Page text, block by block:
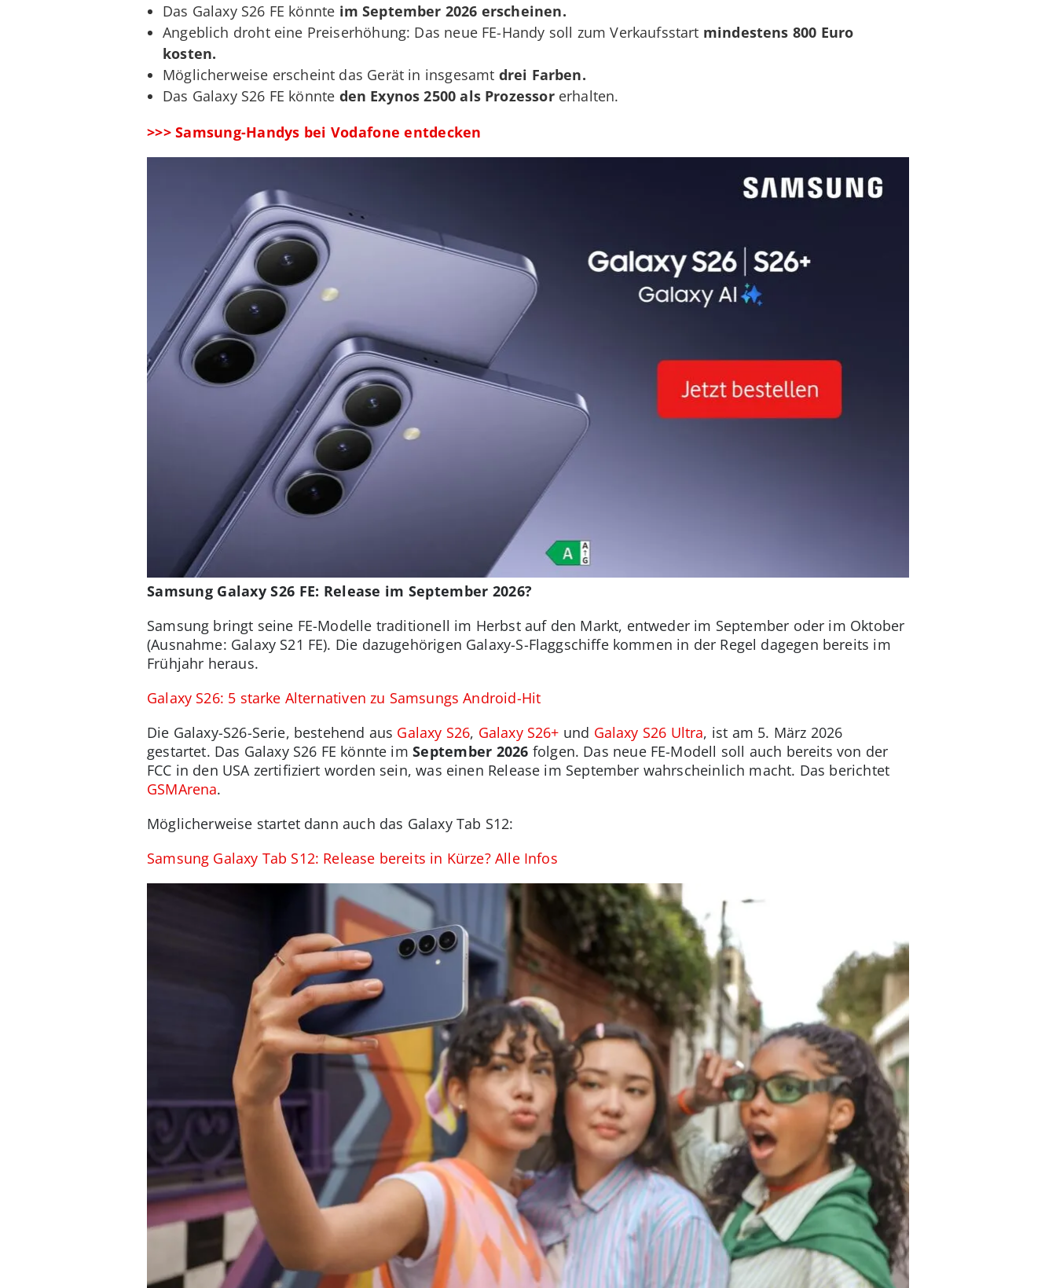
Das Galaxy S26 FE könnte im September 2026 erscheinen.
Angeblich droht eine Preiserhöhung: Das neue FE-Handy soll zum Verkaufsstart mindestens 800 Euro
kosten.
Möglicherweise erscheint das Gerät in insgesamt drei Farben.
Das Galaxy S26 FE könnte den Exynos 2500 als Prozessor erhalten.
>>> Samsung-Handys bei Vodafone entdecken
Samsung Galaxy S26 FE: Release im September 2026?
Samsung bringt seine FE-Modelle traditionell im Herbst auf den Markt, entweder im September oder im Oktober
(Ausnahme: Galaxy S21 FE). Die dazugehörigen Galaxy-S-Flaggschiffe kommen in der Regel dagegen bereits im
Frühjahr heraus.
Galaxy S26: 5 starke Alternativen zu Samsungs Android-Hit
Die Galaxy-S26-Serie, bestehend aus Galaxy S26, Galaxy S26+ und Galaxy S26 Ultra, ist am 5. März 2026
gestartet. Das Galaxy S26 FE könnte imSeptember 2026 folgen. Das neue FE-Modell soll auch bereits von der
FCC in den USA zertifiziert worden sein, was einen Release im September wahrscheinlich macht. Das berichtet
GSMArena.
Möglicherweise startet dann auch das Galaxy Tab S12:
Samsung Galaxy Tab S12: Release bereits in Kürze? Alle Infos